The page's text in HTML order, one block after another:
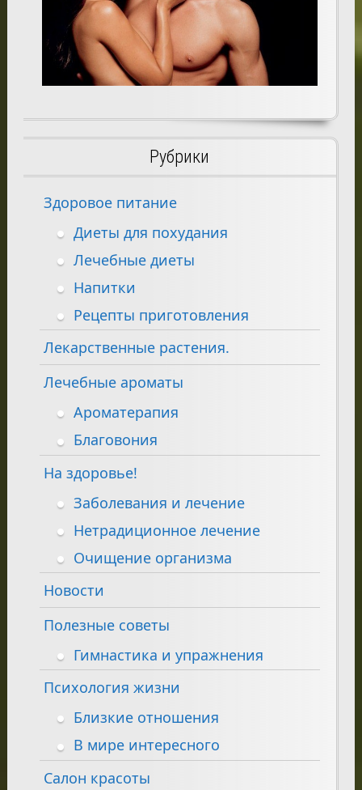
Рубрики
Здоровое питание
Диеты для похудания
Лечебные диеты
Напитки
Рецепты приготовления
Лекарственные растения.
Лечебные ароматы
Ароматерапия
Благовония
На здоровье!
Заболевания и лечение
Нетрадиционное лечение
Очищение организма
Новости
Полезные советы
Гимнастика и упражнения
Психология жизни
Близкие отношения
В мире интересного
Салон красоты